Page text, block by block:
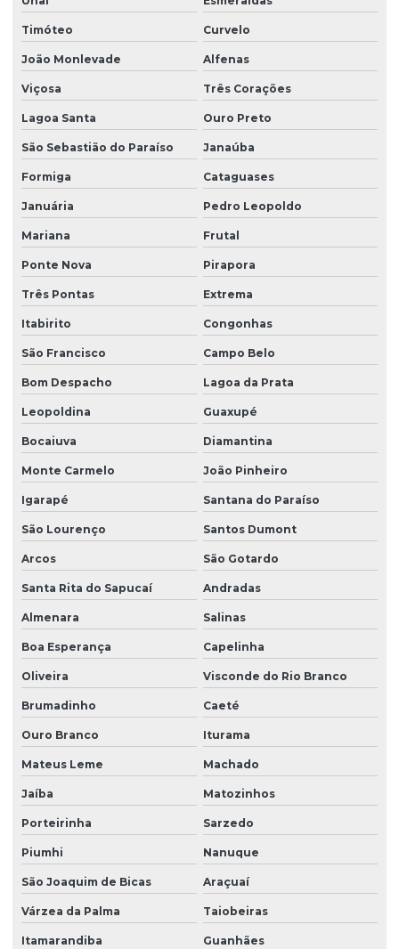
Timóteo Curvelo
João Monlevade Alfenas
Viçosa Três Corações
Lagoa Santa Ouro Preto
São Sebastião do Paraíso Janaúba
Formiga Cataguases
Januária Pedro Leopoldo
Mariana Frutal
Ponte Nova Pirapora
Três Pontas Extrema
Itabirito Congonhas
São Francisco Campo Belo
Bom Despacho Lagoa da Prata
Leopoldina Guaxupé
Bocaiuva Diamantina
Monte Carmelo João Pinheiro
Igarapé Santana do Paraíso
São Lourenço Santos Dumont
Arcos São Gotardo
Santa Rita do Sapucaí Andradas
Almenara Salinas
Boa Esperança Capelinha
Oliveira Visconde do Rio Branco
Brumadinho Caeté
Ouro Branco Iturama
Mateus Leme Machado
Jaíba Matozinhos
Porteirinha Sarzedo
Piumhi Nanuque
São Joaquim de Bicas Araçuaí
Várzea da Palma Taiobeiras
Itamarandiba Guanhães